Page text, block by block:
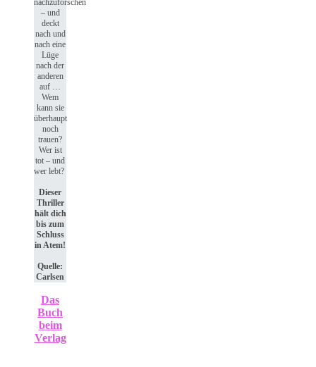
– und
deckt
nach und
nach eine
Lüge
nach der
anderen
auf …
Wem
kann sie
überhaupt
noch
trauen?
Wer ist
tot – und
wer lebt?
Dieser
Thriller
hält dich
bis zum
Schluss
in Atem!
Quelle:
Carlsen
Das
Buch
beim
Verlag